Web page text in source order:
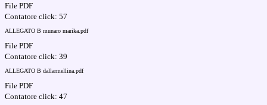
File PDF
Contatore click: 57
ALLEGATO B munaro marika.pdf
File PDF
Contatore click: 39
ALLEGATO B dallarmellina.pdf
File PDF
Contatore click: 47